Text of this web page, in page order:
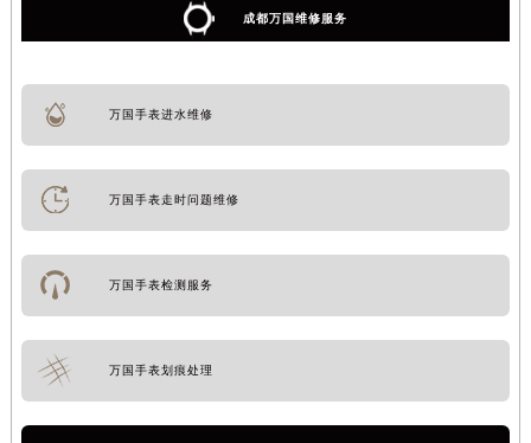
成都万国维修服务
万国手表进水维修
万国手表走时问题维修
万国手表检测服务
万国手表划痕处理